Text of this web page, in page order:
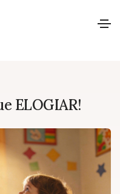
ELOGIAR!